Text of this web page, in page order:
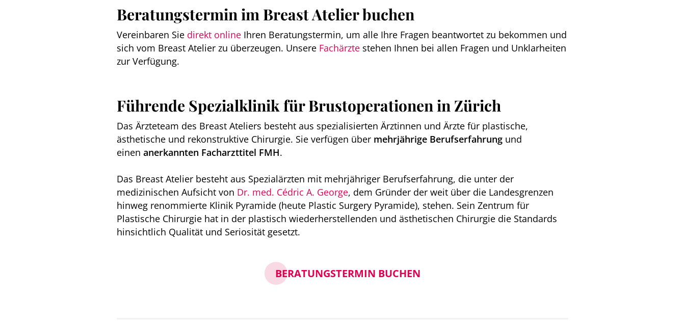
21
secondsVolume
90%
Beratungstermin im Breast Atelier buchen
Vereinbaren Sie direkt onlineIhren Beratungstermin, um alle Ihre Fragen beantwortet zu bekommen und
sich vom Breast Atelier zu überzeugen. Unsere Fachärztestehen Ihnen bei allen Fragen und Unklarheiten
zur Verfügung.
Führende Spezialklinik für Brustoperationen in Zürich
Das Ärzteteam des Breast Ateliers besteht aus spezialisierten Ärztinnen und Ärzte für plastische,
ästhetische und rekonstruktive Chirurgie. Sie verfügen über mehrjährige Berufserfahrungund
einen anerkannten Facharzttitel FMH.
Das Breast Atelier besteht aus Spezialärzten mit mehrjähriger Berufserfahrung, die unter der
medizinischen Aufsicht von Dr. med. Cédric A. George, dem Gründer der weit über die Landesgrenzen
hinweg renommierte Klinik Pyramide (heute Plastic Surgery Pyramide), stehen. Sein Zentrum für
Plastische Chirurgie hat in der plastisch wiederherstellenden und ästhetischen Chirurgie die Standards
hinsichtlich Qualität und Seriosität gesetzt.
BERATUNGSTERMIN BUCHEN